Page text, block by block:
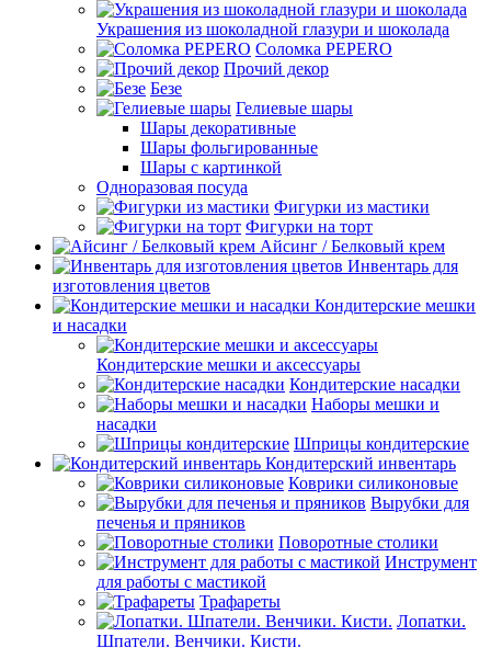
Украшения из шоколадной глазури и шоколада
Соломка PEPERO
Прочий декор
Безе
Гелиевые шары
Шары декоративные
Шары фольгированные
Шары с картинкой
Одноразовая посуда
Фигурки из мастики
Фигурки на торт
Айсинг / Белковый крем
Инвентарь для
изготовления цветов
Кондитерские мешки
и насадки
Кондитерские мешки и аксессуары
Кондитерские насадки
Наборы мешки и
насадки
Шприцы кондитерские
Кондитерский инвентарь
Коврики силиконовые
Вырубки для
печенья и пряников
Поворотные столики
Инструмент
для работы с мастикой
Трафареты
Лопатки.
Шпатели. Венчики. Кисти.